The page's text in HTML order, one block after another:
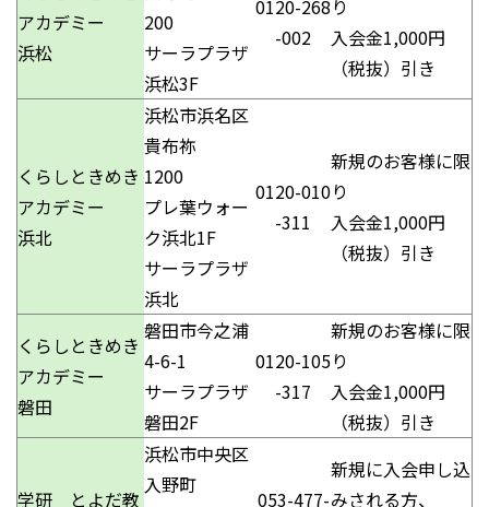
アカデミー
浜松
200
サーラプラザ
浜松3F
0120-268
-002
り
入会金1,000円
（税抜）引き
くらしときめき
アカデミー
浜北
浜松市浜名区
貴布祢
1200
プレ葉ウォー
ク浜北1F
サーラプラザ
浜北
0120-010
-311
新規のお客様に限
り
入会金1,000円
（税抜）引き
くらしときめき
アカデミー
磐田
磐田市今之浦
4-6-1
サーラプラザ
磐田2F
0120-105
-317
新規のお客様に限
り
入会金1,000円
（税抜）引き
学研 とよだ教
浜松市中央区
入野町
053-477-
新規に入会申し込
みされる方、